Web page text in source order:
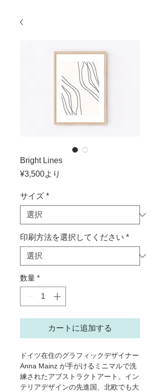
Bright Lines
¥3,500より
価
サイズ *
印刷方法を選択してください *
数量 *
カートに追加する
ドイツ在住のグラフィックデザイナー
Anna Mainz が手がけるミニマルで洗
練されたアブストラクトアート。イン
テリアデザインの先進国、北欧でも大